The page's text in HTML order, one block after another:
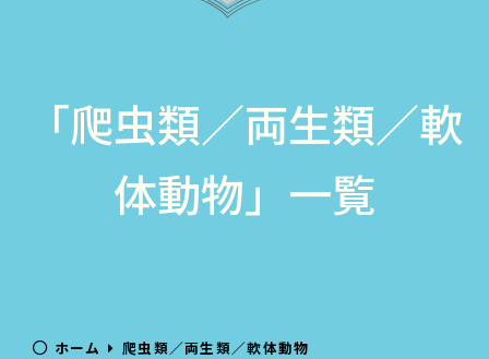
「爬虫類／両生類／軟
体動物」一覧
ホーム 爬虫類／両生類／軟体動物